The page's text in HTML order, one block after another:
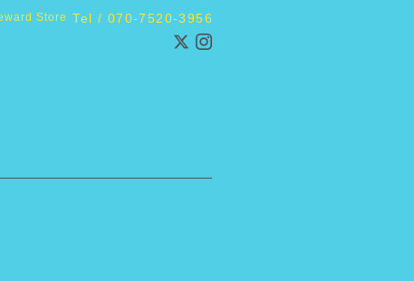
Store Tel / 070-7520-3956